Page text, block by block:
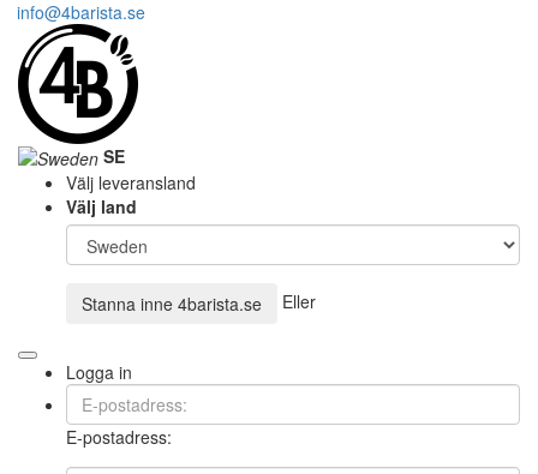
info@4barista.se
SE
Välj leveransland
Välj land
Stanna inne 4barista.se Eller
Logga in
E-postadress: